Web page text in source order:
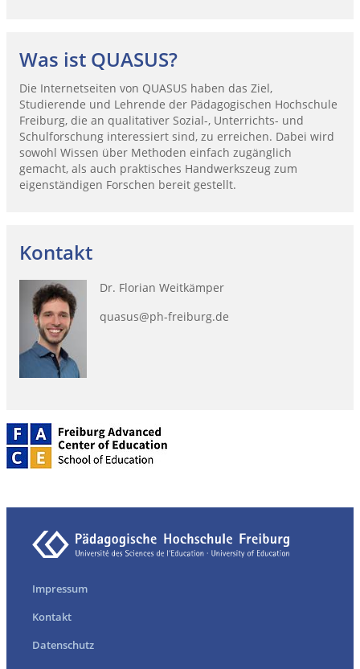
Was ist QUASUS?
Die Internetseiten von QUASUS haben das Ziel,
Studierende und Lehrende der Pädagogischen Hochschule
Freiburg, die an qualitativer Sozial-, Unterrichts- und
Schulforschung interessiert sind, zu erreichen. Dabei wird
sowohl Wissen über Methoden einfach zugänglich
gemacht, als auch praktisches Handwerkszeug zum
eigenständigen Forschen bereit gestellt.
Kontakt
Dr. Florian Weitkämper
quasus@ph-freiburg.de
Impressum
Kontakt
Datenschutz